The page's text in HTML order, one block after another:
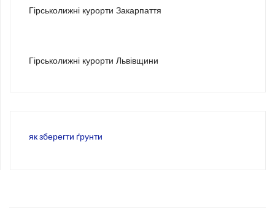
Гірськолижні курорти Закарпаття
Гірськолижні курорти Львівщини
як зберегти ґрунти